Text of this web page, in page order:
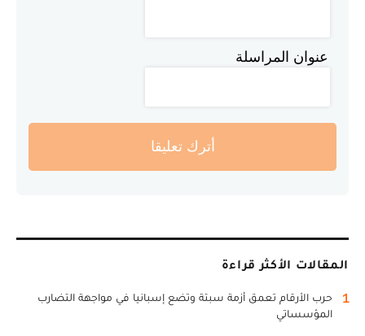
عنوان المراسلة
أترك تعليقا
المقالات الأكثر قراءة
1
حرب الأرقام تعمق أزمة سبتة وتضع إسبانيا في مواجهة التضارب
المؤسساتي